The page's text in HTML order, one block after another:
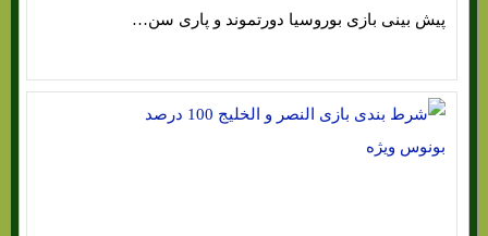
پیش بینی بازی بوروسیا دورتموند و پاری سن…